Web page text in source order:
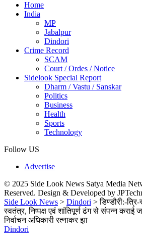
Home
India
MP
Jabalpur
Dindori
Crime Record
SCAM
Court / Ordes / Notice
Sidelook Special Report
Dharm / Vastu / Sanskar
Politics
Business
Health
Sports
Technology
Follow US
Advertise
© 2025 Side Look News Satya Media
Reserved. Design & Developed by
Side Look News > Dindori >डिण्डौरी:-
स्वतंत्र, निष्पक्ष एवं शांतिपूर्ण ढंग से संपन्न कराई
निर्वाचन अधिकारी रत्नाकर झा
Dindori